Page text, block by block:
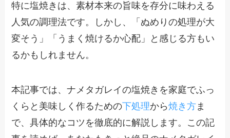
特に塩焼きは、素材本来の旨味を存分に味わえる
人気の調理法です。しかし、「ぬめりの処理が大
変そう」「うまく焼けるか心配」と感じる方もい
るかもしれません。
本記事では、ナメタガレイの塩焼きを家庭でふっ
くらと美味しく作るための下処理から焼き方 ま
で、具体的なコツを徹底的に解説します。この記